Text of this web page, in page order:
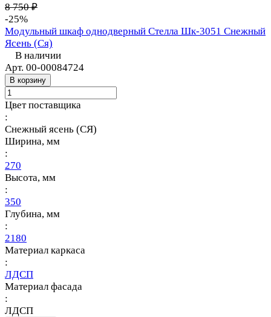
8 750 ₽
-25%
Модульный шкаф однодверный Стелла Шк-3051 Снежный
Ясень (Ся)
В наличии
Арт. 00-00084724
В корзину
Цвет поставщика
:
Снежный ясень (СЯ)
Ширина, мм
:
270
Высота, мм
:
350
Глубина, мм
:
2180
Материал каркаса
:
ЛДСП
Материал фасада
:
ЛДСП